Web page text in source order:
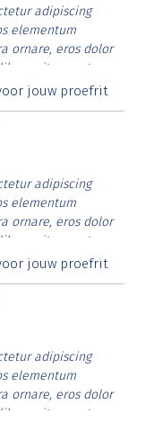
adipiscing
elementum
ornare, eros dolor
vitae erat.
id rutrum lorem
jouw proefrit
adipiscing
elementum
ornare, eros dolor
vitae erat.
id rutrum lorem
jouw proefrit
adipiscing
elementum
ornare, eros dolor
vitae erat.